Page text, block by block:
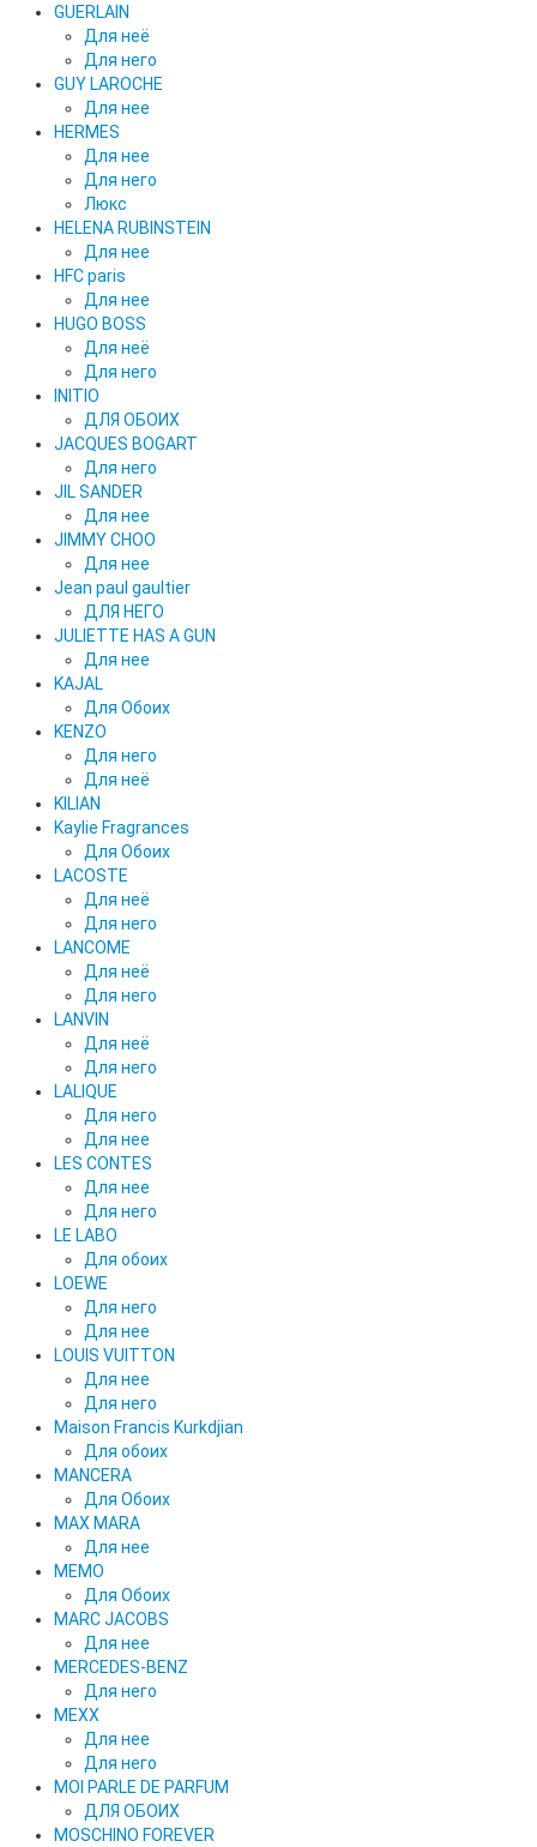
GUERLAIN
Для неё
Для него
GUY LAROCHE
Для нее
HERMES
Для нее
Для него
Люкс
HELENA RUBINSTEIN
Для нее
HFC paris
Для нее
HUGO BOSS
Для неё
Для него
INITIO
ДЛЯ ОБОИХ
JACQUES BOGART
Для него
JIL SANDER
Для нее
JIMMY CHOO
Для нее
Jean paul gaultier
ДЛЯ НЕГО
JULIETTE HAS A GUN
Для нее
KAJAL
Для Обоих
KENZO
Для него
Для неё
KILIAN
Kaylie Fragrances
Для Обоих
LACOSTE
Для неё
Для него
LANCOME
Для неё
Для него
LANVIN
Для неё
Для него
LALIQUE
Для него
Для нее
LES CONTES
Для нее
Для него
LE LABO
Для обоих
LOEWE
Для него
Для нее
LOUIS VUITTON
Для нее
Для него
Maison Francis Kurkdjian
Для обоих
MANCERA
Для Обоих
MAX MARA
Для нее
MEMO
Для Обоих
MARC JACOBS
Для нее
MERCEDES-BENZ
Для него
MEXX
Для нее
Для него
MOI PARLE DE PARFUM
ДЛЯ ОБОИХ
MOSCHINO FOREVER